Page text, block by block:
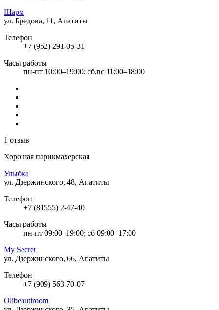
Шарм
ул. Бредова, 11, Апатиты
Телефон
+7 (952) 291-05-31
Часы работы
пн-пт 10:00–19:00; сб,вс 11:00–18:00
1 отзыв
Хорошая парикмахерская
Улыбка
ул. Дзержинского, 48, Апатиты
Телефон
+7 (81555) 2-47-40
Часы работы
пн-пт 09:00–19:00; сб 09:00–17:00
My Secret
ул. Дзержинского, 66, Апатиты
Телефон
+7 (909) 563-70-07
Olibeautiroom